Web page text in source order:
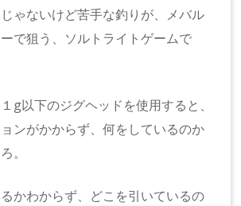
ゃないけど苦手な釣りが、メバル
で狙う、ソルトライトゲームで
g以下のジグヘッドを使用すると、
ンがかからず、何をしているのか
。
かわからず、どこを引いているの